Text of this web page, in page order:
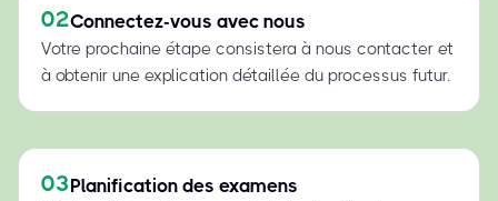
02Connectez-vous avec nous
Votre prochaine étape consistera à nous contacter et
à obtenir une explication détaillée du processus futur.
03Planification des examens